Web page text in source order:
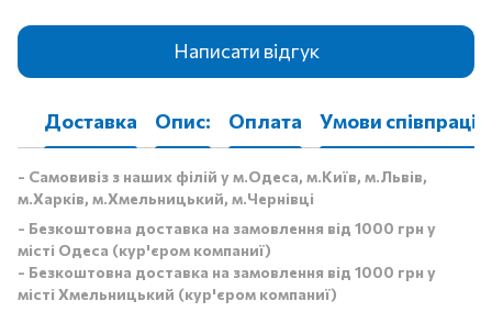
Написати відгук
Доставка Опис: Оплата Умови співпраці
- Самовивіз з наших філій у м.Одеса, м.Київ, м.Львів,
м.Харків, м.Хмельницький, м.Чернівці
- Безкоштовна доставка на замовлення від 1000 грн у
місті Одеса (кур'єром компаниї)
- Безкоштовна доставка на замовлення від 1000 грн у
місті Хмельницький (кур'єром компаниї)